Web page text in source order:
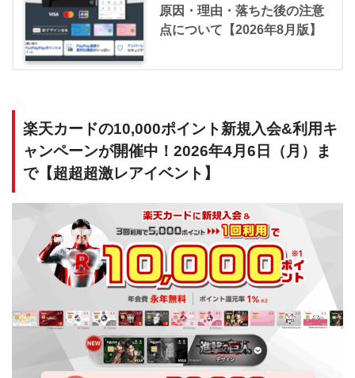
原因・理由・落ちた後の注意
点について【2026年8月版】
楽天カードの10,000ポイント新規入会&利用キ
ャンペーンが開催中！2026年4月6日（月）ま
で【超超超激レアイベント】